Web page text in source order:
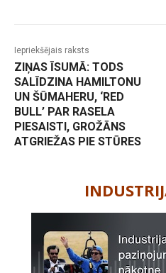
Iepriekšējais raksts
ZIŅAS ĪSUMĀ: TODS
SALĪDZINA HAMILTONU
UN ŠŪMAHERU, ‘RED
BULL’ PAR RASELA
PIESAISTI, GROŽĀNS
ATGRIEŽAS PIE STŪRES